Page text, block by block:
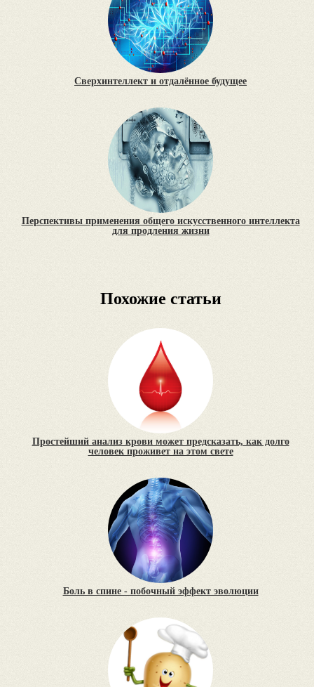
Сверхинтеллект и отдалённое будущее
Перспективы применения общего искусственного интеллекта
для продления жизни
Похожие статьи
Простейший анализ крови может предсказать, как долго
человек проживет на этом свете
Боль в спине - побочный эффект эволюции